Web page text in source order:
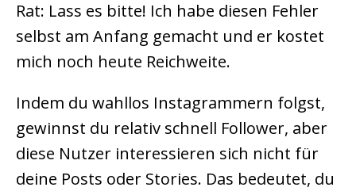
Rat: Lass es bitte! Ich habe diesen Fehler
selbst am Anfang gemacht und er kostet
mich noch heute Reichweite.
Indem du wahllos Instagrammern folgst,
gewinnst du relativ schnell Follower, aber
diese Nutzer interessieren sich nicht für
deine Posts oder Stories. Das bedeutet, du